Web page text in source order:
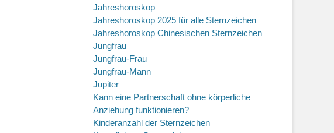
Jahreshoroskop
Jahreshoroskop 2025 für alle Sternzeichen
Jahreshoroskop Chinesischen Sternzeichen
Jungfrau
Jungfrau-Frau
Jungfrau-Mann
Jupiter
Kann eine Partnerschaft ohne körperliche
Anziehung funktionieren?
Kinderanzahl der Sternzeichen